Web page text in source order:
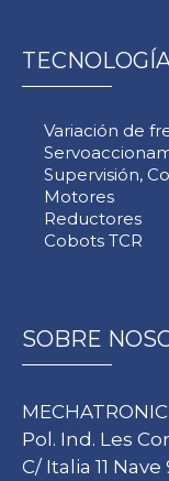
Variación de
Supervisión,
Motores
Reductores
Cobots TCR
SOBRE
MECHATRONIC
Pol. Ind. Les
C/ Italia 11 Nave